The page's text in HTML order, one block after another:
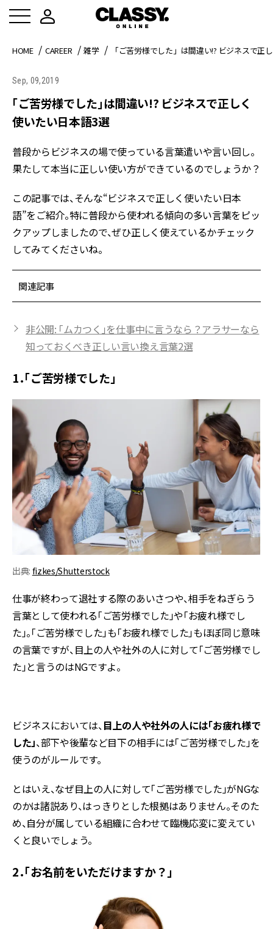
HOME CAREER 雑学 「ご苦労様でした」は間違い!? ビジネスで正
Sep, 09,2019
「ご苦労様でした」は間違い!? ビジネスで正しく
使いたい日本語3選
普段からビジネスの場で使っている言葉遣いや言い回し。
果たして本当に正しい使い方ができているのでしょうか？
この記事では、そんな“ビジネスで正しく使いたい日本
語”をご紹介。特に普段から使われる傾向の多い言葉をピッ
クアップしましたので、ぜひ正しく使えているかチェック
してみてくださいね。
関連記事
非公開: 「ムカつく」を仕事中に言うなら？アラサーなら
知っておくべき正しい言い換え言葉2選
1．「ご苦労様でした」
出典: fizkes/Shutterstock
仕事が終わって退社する際のあいさつや、相手をねぎらう
言葉として使われる「ご苦労様でした」や「お疲れ様でし
た」。「ご苦労様でした」も「お疲れ様でした」もほぼ同じ意味
の言葉ですが、目上の人や社外の人に対して「ご苦労様でし
た」と言うのはNGですよ。
ビジネスにおいては、目上の人や社外の人には「お疲れ様で
した」、部下や後輩など目下の相手には「ご苦労様でした」を
使うのがルールです。
とはいえ、なぜ目上の人に対して「ご苦労様でした」がNGな
のかは諸説あり、はっきりとした根拠はありません。そのた
め、自分が属している組織に合わせて臨機応変に変えてい
くと良いでしょう。
2．「お名前をいただけますか？」